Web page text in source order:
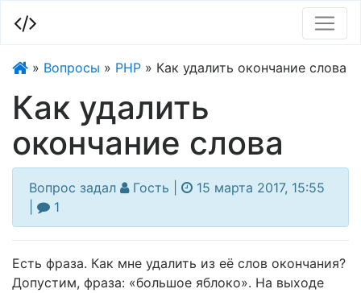
» Вопросы » PHP » Как удалить окончание слова
Как удалить
окончание слова
Гость |
15 марта 2017, 15:55
1
Есть фраза. Как мне удалить из её слов окончания?
Допустим, фраза: «большое яблоко». На выходе